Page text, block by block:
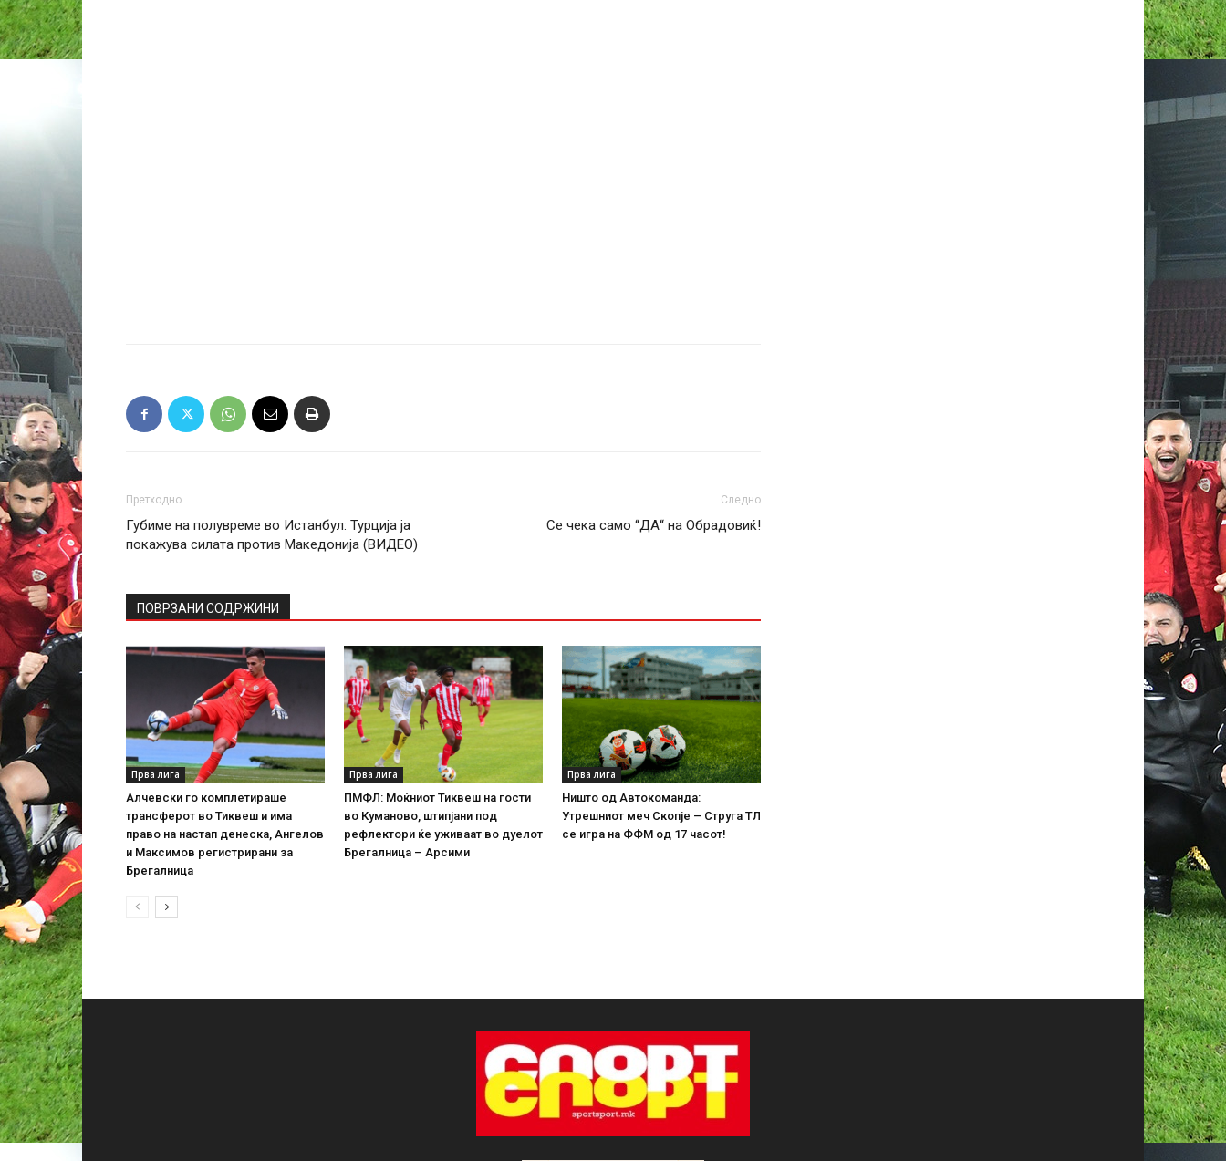
Претходно
Губиме на полувреме во Истанбул: Турција ја
покажува силата против Македонија (ВИДЕО)
Следно
Се чека само “ДА“ на Обрадовиќ!
ПОВРЗАНИ СОДРЖИНИ
Прва лига
Алчевски го комплетираше
трансферот во Тиквеш и има
право на настап денеска, Ангелов
и Максимов регистрирани за
Брегалница
Прва лига
ПМФЛ: Моќниот Тиквеш на гости
во Куманово, штипјани под
рефлектори ќе уживаат во дуелот
Брегалница – Арсими
Прва лига
Ништо од Автокоманда:
Утрешниот меч Скопје – Струга ТЛ
се игра на ФФМ од 17 часот!